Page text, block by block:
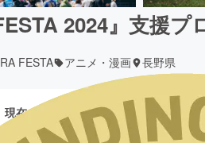
2024』支援プ
FESTA アニメ・漫画 長野県
現在の支援総額